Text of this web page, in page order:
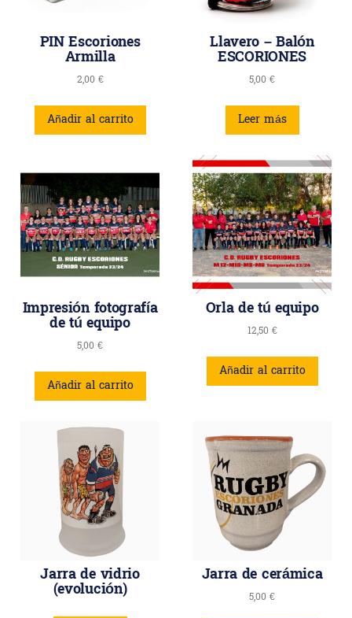
PIN Escoriones
Armilla
2,00 €
Añadir al carrito
Llavero – Balón
ESCORIONES
5,00 €
Leer más
Impresión fotografía
de tú equipo
5,00 €
Añadir al carrito
Orla de tú equipo
12,50 €
Añadir al carrito
Jarra de vidrio
(evolución)
Jarra de cerámica
5,00 €